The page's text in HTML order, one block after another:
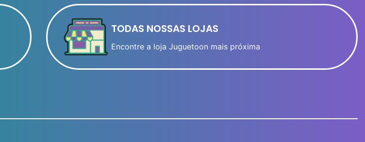
TODAS NOSSAS LOJAS
Encontre a loja Juguetoon mais próxima